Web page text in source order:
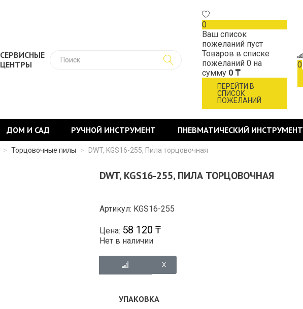
СЕРВИСНЫЕ
ЦЕНТРЫ
0
Ваш список
пожеланий пуст
Товаров в списке
пожеланий 0 на
сумму 0 ₸
ПЕРЕЙТИ В
СПИСОК
ПОЖЕЛАНИЙ
0
ДОМ И САД РУЧНОЙ ИНСТРУМЕНТ ПНЕВМАТИЧЕСКИЙ ИНСТРУМЕНТ
> Торцовочные пилы > DWT, KGS16-255, Пила торцовочная
DWT, KGS16-255, ПИЛА ТОРЦОВОЧНАЯ
Артикул: KGS16-255
Цена: 58 120 ₸
Нет в наличии
УПАКОВКА